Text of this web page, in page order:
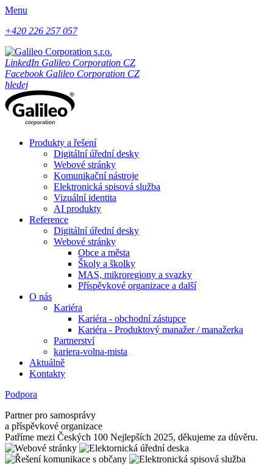
Menu
+420 226 257 057
LinkedIn Galileo Corporation CZ
Facebook Galileo Corporation CZ
hledej
Produkty a řešení
Digitální úřední desky
Webové stránky
Komunikační nástroje
Elektronická spisová služba
Vizuální identita
AI produkty
Reference
Digitální úřední desky
Webové stránky
Obce a města
Školy a školky
MAS, mikroregiony a svazky
Příspěvkové organizace a další
O nás
Kariéra
Kariéra - obchodní zástupce
Kariéra - Produktový manažer / manažerka
Partnerství
kariera-volna-mista
Aktuálně
Kontakty
Podpora
Partner pro samosprávy
a příspěvkové organizace
Patříme mezi Českých 100 Nejlepších 2025, děkujeme za důvěru.